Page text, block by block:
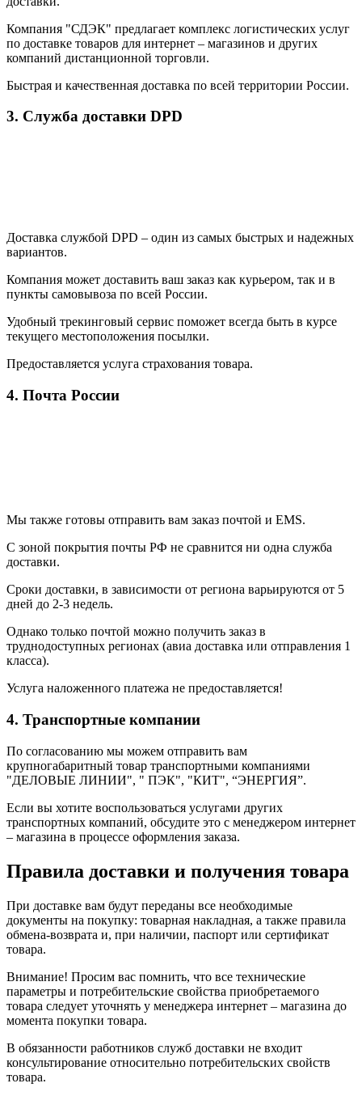
Компания "СДЭК" предлагает комплекс логистических услуг
по доставке товаров для интернет – магазинов и других
компаний дистанционной торговли.
Быстрая и качественная доставка по всей территории России.
3. Служба доставки DPD
Доставка службой DPD – один из самых быстрых и надежных
вариантов.
Компания может доставить ваш заказ как курьером, так и в
пункты самовывоза по всей России.
Удобный трекинговый сервис поможет всегда быть в курсе
текущего местоположения посылки.
Предоставляется услуга страхования товара.
4. Почта России
Мы также готовы отправить вам заказ почтой и EMS.
С зоной покрытия почты РФ не сравнится ни одна служба
доставки.
Сроки доставки, в зависимости от региона варьируются от 5
дней до 2-3 недель.
Однако только почтой можно получить заказ в
труднодоступных регионах (авиа доставка или отправления 1
класса).
Услуга наложенного платежа не предоставляется!
4. Транспортные компании
По согласованию мы можем отправить вам
крупногабаритный товар транспортными компаниями
"ДЕЛОВЫЕ ЛИНИИ", " ПЭК", "КИТ", “ЭНЕРГИЯ”.
Если вы хотите воспользоваться услугами других
транспортных компаний, обсудите это с менеджером интернет
– магазина в процессе оформления заказа.
Правила доставки и получения товара
При доставке вам будут переданы все необходимые
документы на покупку: товарная накладная, а также правила
обмена-возврата и, при наличии, паспорт или сертификат
товара.
Внимание! Просим вас помнить, что все технические
параметры и потребительские свойства приобретаемого
товара следует уточнять у менеджера интернет – магазина до
момента покупки товара.
В обязанности работников служб доставки не входит
консультирование относительно потребительских свойств
товара.